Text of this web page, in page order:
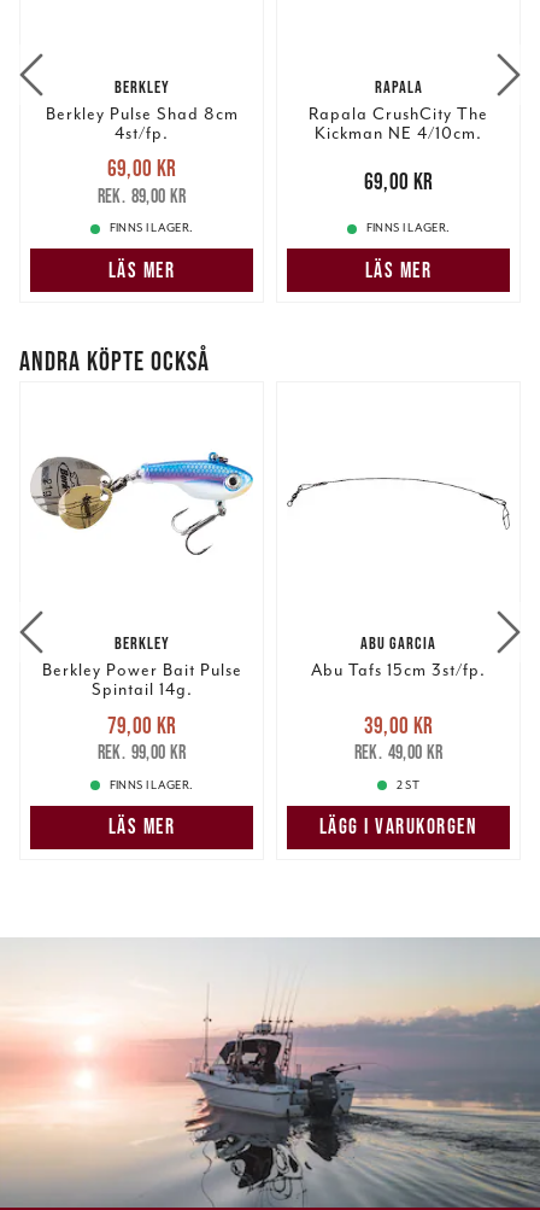
Dessa kan i sin tur kombinera informationen med annan
information som du har tillhandahållit eller som de har
samlat in när du har använt deras tjänster.
BERKLEY
Berkley Pulse Shad 8cm
4st/fp.
Nuvarande pris
69,00 krTidigare pris
89,00 kr
69,00 kr
89,00 kr
FINNS I LAGER.
LÄS MER
RAPALA
Rapala CrushCity The
Kickman NE 4/10cm.
69,00 kr
69,00 kr
FINNS I LAGER.
LÄS MER
ANDRA KÖPTE OCKSÅ
BERKLEY
Berkley Power Bait Pulse
Spintail 14g.
Nuvarande pris
79,00 krTidigare pris
99,00 kr
79,00 kr
99,00 kr
FINNS I LAGER.
LÄS MER
ABU GARCIA
Abu Tafs 15cm 3st/fp.
Nuvarande pris
39,00 krTidigare pris
49,00 kr
39,00 kr
49,00 kr
2 ST
LÄGG I VARUKORGEN